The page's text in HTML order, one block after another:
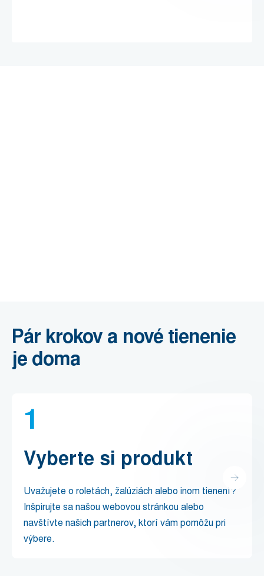
Pár krokov a nové tienenie
je doma
1
Vyberte si produkt
Uvažujete o roletách, žalúziách alebo inom tienení?
Inšpirujte sa našou webovou stránkou alebo
navštívte našich partnerov, ktorí vám pomôžu pri
výbere.